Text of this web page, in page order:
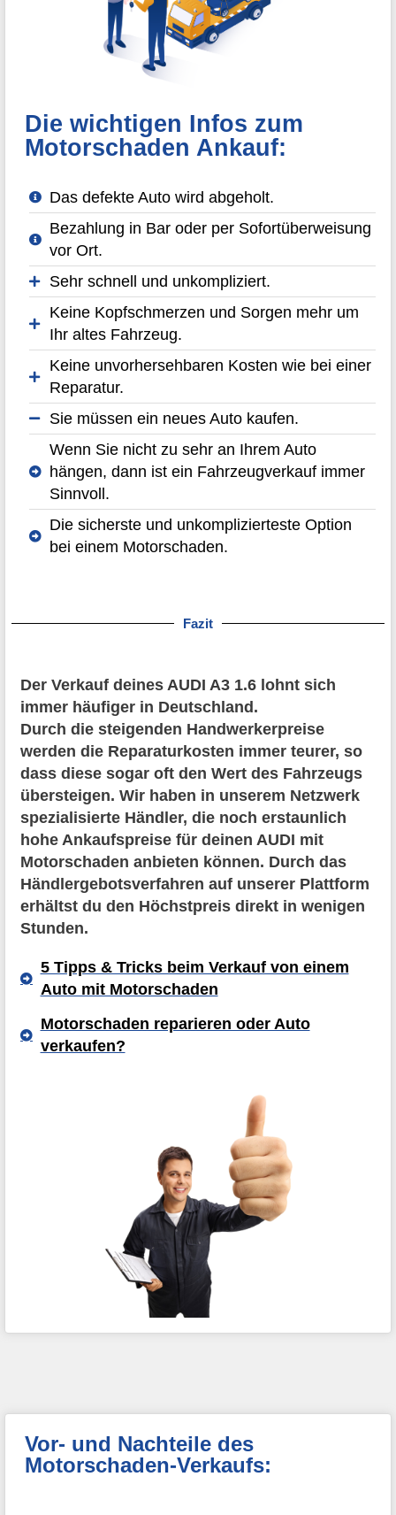
Die wichtigen Infos zum
Motorschaden Ankauf:
Das defekte Auto wird abgeholt.
Bezahlung in Bar oder per Sofortüberweisung
vor Ort.
Sehr schnell und unkompliziert.
Keine Kopfschmerzen und Sorgen mehr um
Ihr altes Fahrzeug.
Keine unvorhersehbaren Kosten wie bei einer
Reparatur.
Sie müssen ein neues Auto kaufen.
Wenn Sie nicht zu sehr an Ihrem Auto
hängen, dann ist ein Fahrzeugverkauf immer
Sinnvoll.
Die sicherste und unkomplizierteste Option
bei einem Motorschaden.
Fazit
Der Verkauf deines AUDI A3 1.6 lohnt sich
immer häufiger in Deutschland.
Durch die steigenden Handwerkerpreise
werden die Reparaturkosten immer teurer, so
dass diese sogar oft den Wert des Fahrzeugs
übersteigen. Wir haben in unserem Netzwerk
spezialisierte Händler, die noch erstaunlich
hohe Ankaufspreise für deinen AUDI mit
Motorschaden anbieten können. Durch das
Händlergebotsverfahren auf unserer Plattform
erhältst du den Höchstpreis direkt in wenigen
Stunden.
5 Tipps & Tricks beim Verkauf von einem
Auto mit Motorschaden
Motorschaden reparieren oder Auto
verkaufen?
Vor- und Nachteile des
Motorschaden-Verkaufs: